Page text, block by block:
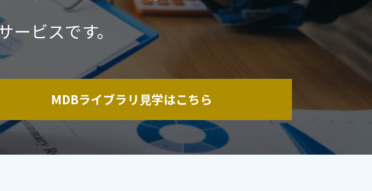
ビスです。
MDBライブラリ見学はこちら